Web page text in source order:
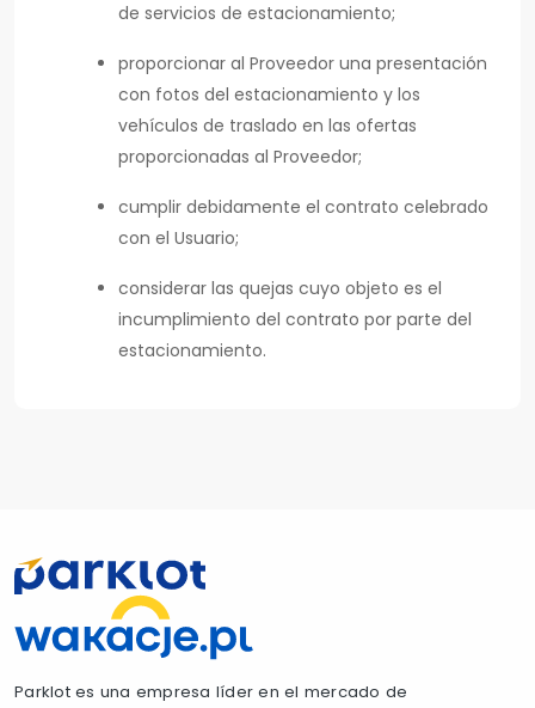
de servicios de estacionamiento;
proporcionar al Proveedor una presentación
con fotos del estacionamiento y los
vehículos de traslado en las ofertas
proporcionadas al Proveedor;
cumplir debidamente el contrato celebrado
con el Usuario;
considerar las quejas cuyo objeto es el
incumplimiento del contrato por parte del
estacionamiento.
Parklot es una empresa líder en el mercado de